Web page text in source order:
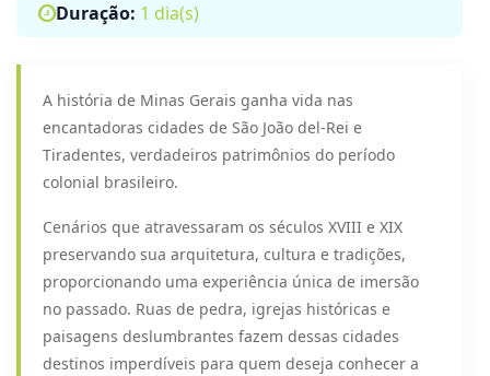
Duração: 1 dia(s)
A história de Minas Gerais ganha vida nas
encantadoras cidades de São João del-Rei e
Tiradentes, verdadeiros patrimônios do período
colonial brasileiro.
Cenários que atravessaram os séculos XVIII e XIX
preservando sua arquitetura, cultura e tradições,
proporcionando uma experiência única de imersão
no passado. Ruas de pedra, igrejas históricas e
paisagens deslumbrantes fazem dessas cidades
destinos imperdíveis para quem deseja conhecer a